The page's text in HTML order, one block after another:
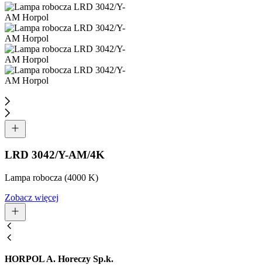
LRD 3042/Y-AM/4K
Lampa robocza (4000 K)
Zobacz więcej
HORPOL A. Horeczy Sp.k.